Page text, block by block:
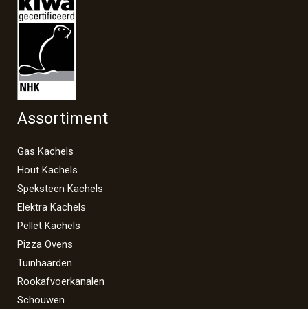
Assortiment
Gas Kachels
Hout Kachels
Speksteen Kachels
Elektra Kachels
Pellet Kachels
Pizza Ovens
Tuinhaarden
Rookafvoerkanalen
Schouwen